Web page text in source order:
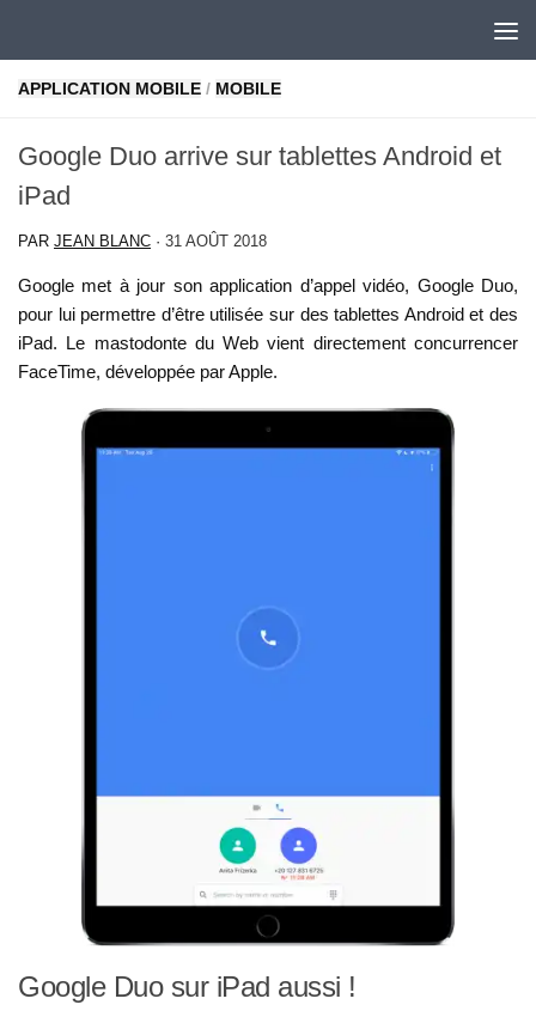
APPLICATION MOBILE / MOBILE
Google Duo arrive sur tablettes Android et
iPad
PAR JEAN BLANC · 31 AOÛT 2018
Google met à jour son application d’appel vidéo, Google Duo,
pour lui permettre d’être utilisée sur des tablettes Android et des
iPad. Le mastodonte du Web vient directement concurrencer
FaceTime, développée par Apple.
Google Duo sur iPad aussi !